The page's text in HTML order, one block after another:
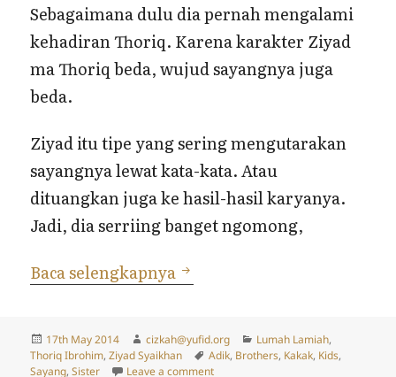
Sebagaimana dulu dia pernah mengalami
kehadiran Thoriq. Karena karakter Ziyad
ma Thoriq beda, wujud sayangnya juga
beda.
Ziyad itu tipe yang sering mengutarakan
sayangnya lewat kata-kata. Atau
dituangkan juga ke hasil-hasil karyanya.
Jadi, dia serriing banget ngomong,
Baca selengkapnya Ziyad, Thoriq dan
Posted
on
17th May 2014 Author
cizkah@yufid.org Categories
Lumah Lamiah,
Thoriq Ibrohim,Ziyad Syaikhan Tags
Adik, Brothers, Kakak, Kids,
Sayang,Sister Leave a commenton Ziyad, Thoriq dan Kehadiran Luma